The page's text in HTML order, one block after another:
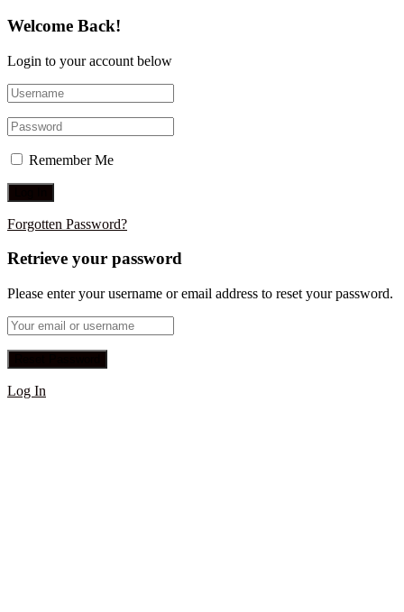
Welcome Back!
Login to your account below
Remember Me
Forgotten Password?
Retrieve your password
Please enter your username or email address to reset your password.
Log In